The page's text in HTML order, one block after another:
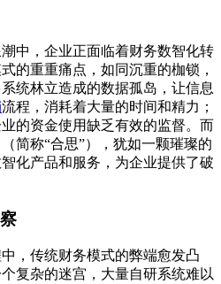
中，企业正面临着财务数智化转
的重重痛点，如同沉重的枷锁，
统林立造成的数据孤岛，让信息
流程，消耗着大量的时间和精力；
的资金使用缺乏有效的监督。而
简称“合思”），犹如一颗璀璨的
化产品和服务，为企业提供了破
，传统财务模式的弊端愈发凸
复杂的迷宫，大量自研系统难以